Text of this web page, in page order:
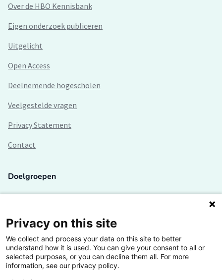
Over de HBO Kennisbank
Eigen onderzoek publiceren
Uitgelicht
Open Access
Deelnemende hogescholen
Veelgestelde vragen
Privacy Statement
Contact
Doelgroepen
Lectoren en onderzoekers
Bedrijven
Hogescholen
Privacy on this site
We collect and process your data on this site to better
understand how it is used. You can give your consent to all or
selected purposes, or you can decline them all. For more
information, see our privacy policy.